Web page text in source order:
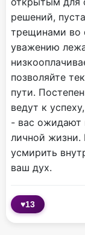
решений,
трещинами во
уважению
позволяйте
пути.
ведут к
- вас ожидают
личной жизни.
усмирить
ваш дух.
♥13